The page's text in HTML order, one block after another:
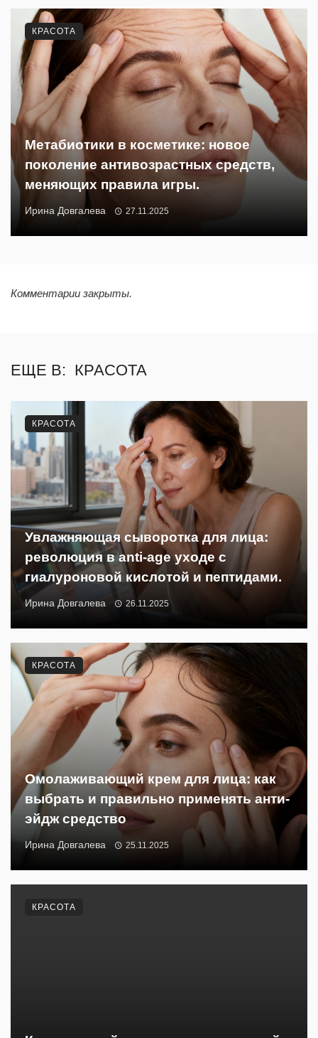
Метабиотики в косметике: новое
поколение антивозрастных средств,
меняющих правила игры.
Ирина Довгалева 27.11.2025
КРАСОТА
Комментарии закрыты.
ЕЩЕ В: КРАСОТА
Увлажняющая сыворотка для лица:
революция в anti-age уходе с
гиалуроновой кислотой и пептидами.
Ирина Довгалева 26.11.2025
КРАСОТА
Омолаживающий крем для лица: как
выбрать и правильно применять анти-
эйдж средство
Ирина Довгалева 25.11.2025
КРАСОТА
КРАСОТА